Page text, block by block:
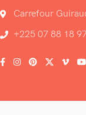
Carrefour
+225 07 88 18